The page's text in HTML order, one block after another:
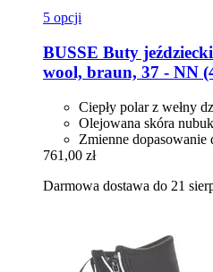
5 opcji
BUSSE Buty
wool, braun, 37 -​ NN
Ciepły polar z wełny
Olejowana skóra
Zmienne dopasowanie
761,00 zł
Darmowa dostawa do 21